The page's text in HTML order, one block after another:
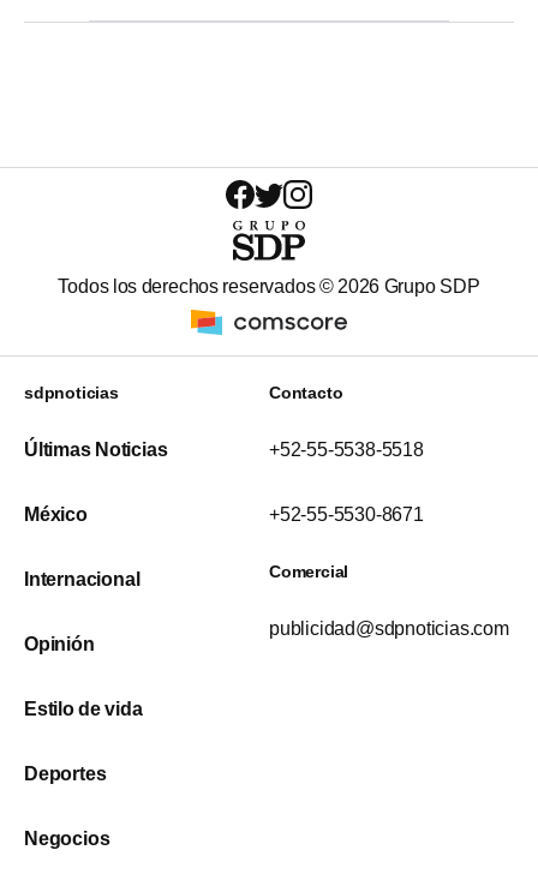
Todos los derechos reservados © 2026 Grupo SDP
sdpnoticias
Últimas Noticias
México
Internacional
Opinión
Estilo de vida
Deportes
Negocios
Contacto
+52-55-5538-5518
+52-55-5530-8671
Comercial
publicidad@sdpnoticias.com